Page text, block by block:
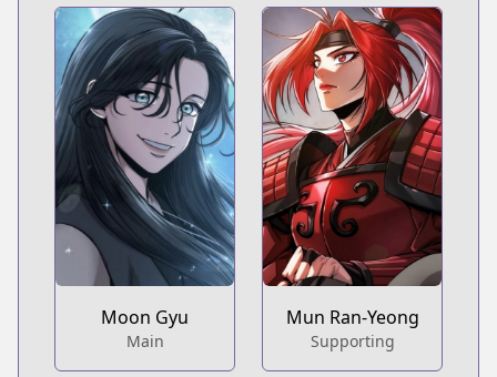
Moon Gyu
Main
Mun Ran-Yeong
Supporting